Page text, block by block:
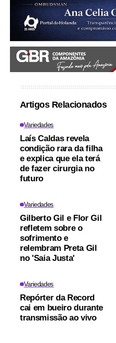
Artigos Relacionados
Variedades
Laís Caldas revela
condição rara da filha
e explica que ela terá
de fazer cirurgia no
futuro
Variedades
Gilberto Gil e Flor Gil
refletem sobre o
sofrimento e
relembram Preta Gil
no 'Saia Justa'
Variedades
Repórter da Record
cai em bueiro durante
transmissão ao vivo